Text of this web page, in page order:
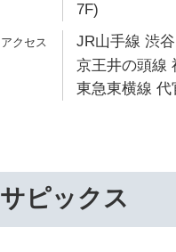
7F)
JR山手線 渋
京王井の頭線
東急東横線 代
サピックス